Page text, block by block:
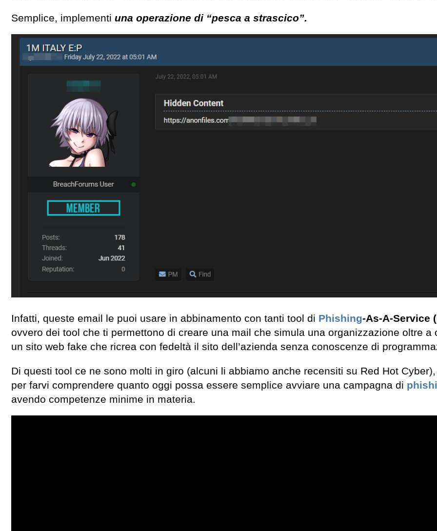
Semplice, implementi una operazione di “pesca a strascico”.
Infatti, queste email le puoi usare in abbinamento con tanti tool di Phishing-As-A-Service
ovvero dei tool che ti permettono di creare una mail che simula una organizzazione oltre a
un sito web fake che ricrea con fedeltà il sito dell’azienda senza conoscenze di
Di questi tool ce ne sono molti in giro (alcuni li abbiamo anche recensiti su Red Hot
per farvi comprendere quanto oggi possa essere semplice avviare una campagna di
avendo competenze minime in materia.